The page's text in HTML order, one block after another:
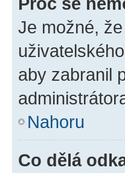
Je možné,
aby zabranil
Nahoru
Co dělá